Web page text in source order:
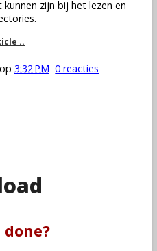
zijn bij het lezen en
..
op 3:32 PM 0 reacties
done?